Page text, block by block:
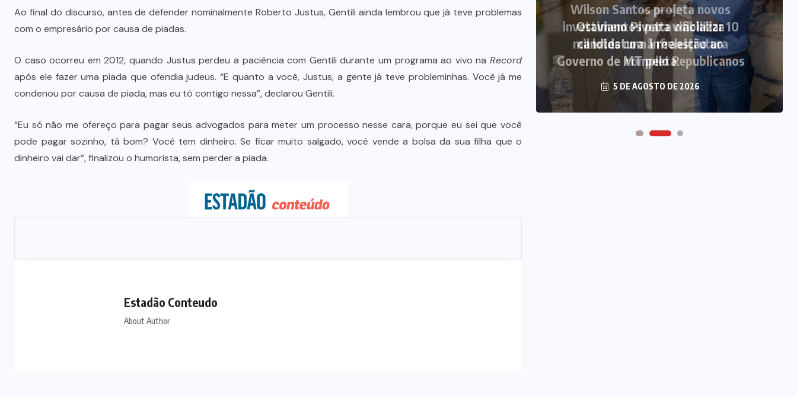
Ao final do discurso, antes de defender nominalmente Roberto Justus, Gentili ainda lembrou que já teve problemas
com o empresário por causa de piadas.
O caso ocorreu em 2012, quando Justus perdeu a paciência com Gentili durante um programa ao vivo na Record
após ele fazer uma piada que ofendia judeus. “E quanto a você, Justus, a gente já teve probleminhas. Você já me
condenou por causa de piada, mas eu tô contigo nessa”, declarou Gentili.
“Eu só não me ofereço para pagar seus advogados para meter um processo nesse cara, porque eu sei que você
pode pagar sozinho, tá bom? Você tem dinheiro. Se ficar muito salgado, você vende a bolsa da sua filha que o
dinheiro vai dar”, finalizou o humorista, sem perder a piada.
Estadão Conteudo
About Author
Polícia prende jovem investigado
de prostituição em VG
Wilson Santos projeta novos
completa
Otaviano Pivetta oficializa
candidatura à reeleição ao
Governo de MT pelo Republicanos
5 DE AGOSTO DE 2026